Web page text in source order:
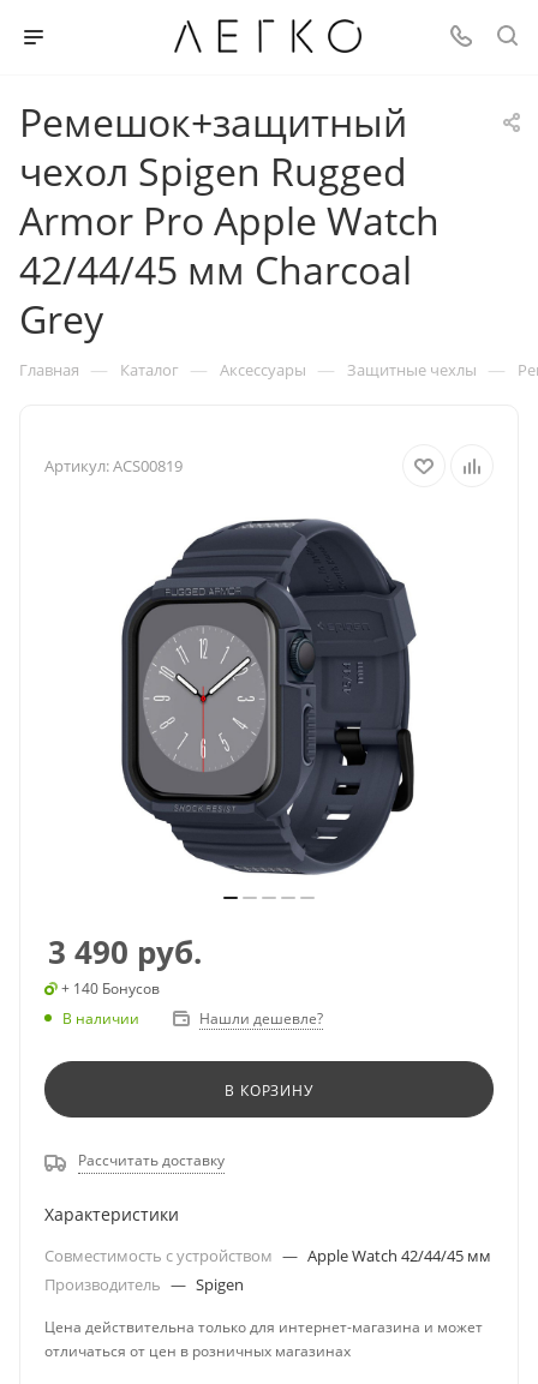
Ремешок+защитный
чехол Spigen Rugged
Armor Pro Apple Watch
42/44/45 мм Charcoal
Grey
Главная — Каталог — Аксессуары — Защитные чехлы —
Артикул:ACS00819
3 490 руб.
+ 140 Бонусов
В наличии
Нашли дешевле?
В КОРЗИНУ
Рассчитать доставку
Характеристики
Совместимость с устройством — Apple Watch 42/44/45 мм
Производитель — Spigen
Цена действительна только для интернет-магазина и может
отличаться от цен в розничных магазинах